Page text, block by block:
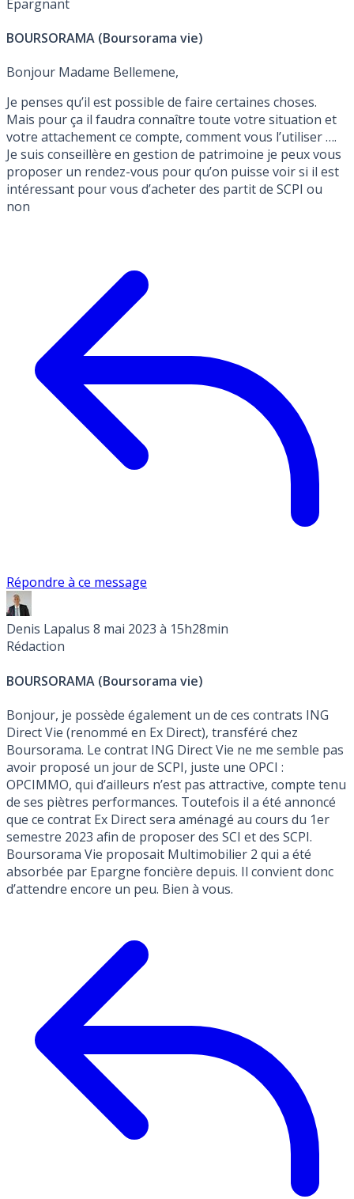
Épargnant
BOURSORAMA (Boursorama vie)
Bonjour Madame Bellemene,
Je penses qu’il est possible de faire certaines choses.
Mais pour ça il faudra connaître toute votre situation et
votre attachement ce compte, comment vous l’utiliser ….
Je suis conseillère en gestion de patrimoine je peux vous
proposer un rendez-vous pour qu’on puisse voir si il est
intéressant pour vous d’acheter des partit de SCPI ou
non
Répondre à ce message
Denis Lapalus 8 mai 2023 à 15h28min
Rédaction
BOURSORAMA (Boursorama vie)
Bonjour, je possède également un de ces contrats ING
Direct Vie (renommé en Ex Direct), transféré chez
Boursorama. Le contrat ING Direct Vie ne me semble pas
avoir proposé un jour de SCPI, juste une OPCI :
OPCIMMO, qui d’ailleurs n’est pas attractive, compte tenu
de ses piètres performances. Toutefois il a été annoncé
que ce contrat Ex Direct sera aménagé au cours du 1er
semestre 2023 afin de proposer des SCI et des SCPI.
Boursorama Vie proposait Multimobilier 2 qui a été
absorbée par Epargne foncière depuis. Il convient donc
d’attendre encore un peu. Bien à vous.